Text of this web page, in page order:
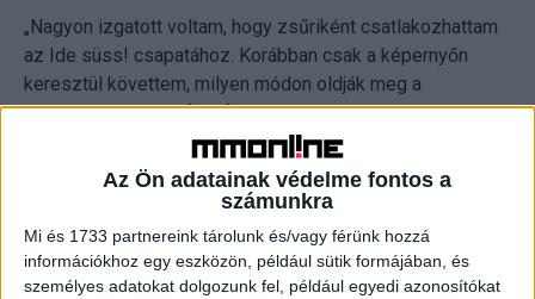
Az Ön adatainak védelme fontos a
számunkra
Mi és 1733 partnereink tárolunk és/vagy férünk hozzá
információkhoz egy eszközön, például sütik formájában, és
személyes adatokat dolgozunk fel, például egyedi azonosítókat
„Nagyon izgatott voltam, hogy zsűriként csatlakozhattam
az Ide süss! csapatához. Korábban csak a képernyőn
keresztül követtem, milyen módon oldják meg a
versenyzők a különféle feladatokat, most viszont élőben
figyelhettem, miként pótolják a szakmai tudás esetleges
hiányát némi leleményességgel, vagy akár csak egy adag
humorral. Nagyon izgalmas volt látni, hogy a hírességek
hogyan állják meg a helyüket a konyhában, sokszor
csodálatos kreációk születtek” – mondta Szalai Dóri.